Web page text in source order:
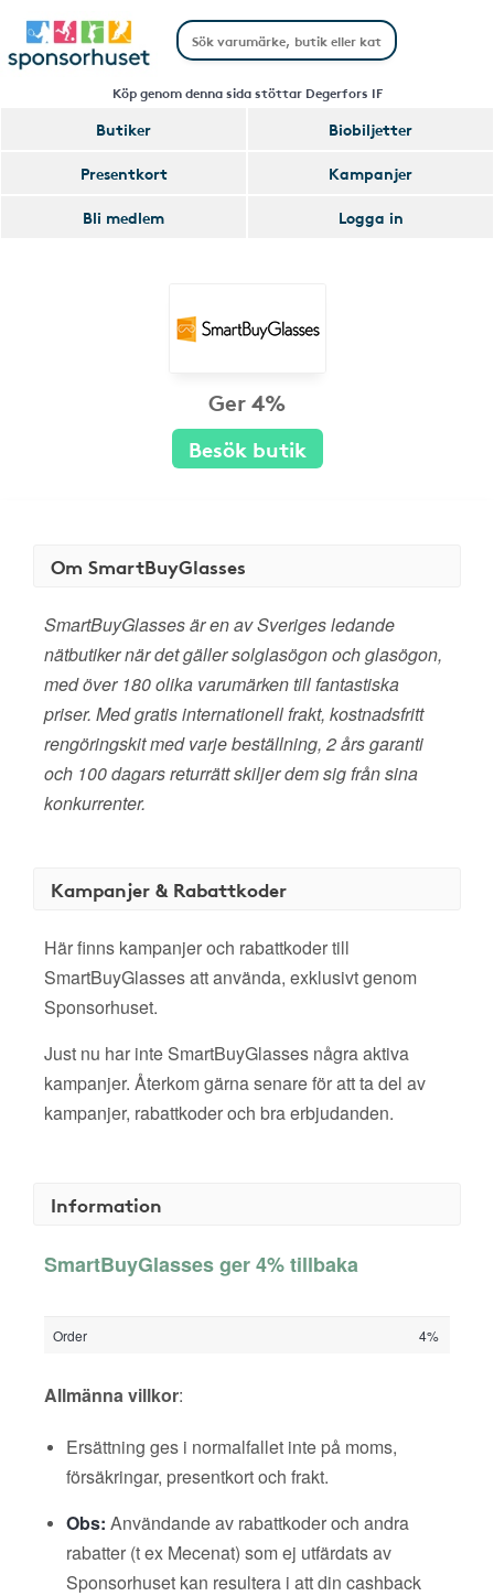
Köp genom denna sida stöttar Degerfors IF
Butiker
Biobiljetter
Presentkort
Kampanjer
Bli medlem
Logga in
Ger 4%
Besök butik
Om SmartBuyGlasses
SmartBuyGlasses är en av Sveriges ledande
nätbutiker när det gäller solglasögon och glasögon,
med över 180 olika varumärken till fantastiska
priser. Med gratis internationell frakt, kostnadsfritt
rengöringskit med varje beställning, 2 års garanti
och 100 dagars returrätt skiljer dem sig från sina
konkurrenter.
Kampanjer & Rabattkoder
Här finns kampanjer och rabattkoder till
SmartBuyGlasses att använda, exklusivt genom
Sponsorhuset.
Just nu har inte SmartBuyGlasses några aktiva
kampanjer. Återkom gärna senare för att ta del av
kampanjer, rabattkoder och bra erbjudanden.
Information
SmartBuyGlasses ger 4% tillbaka
Order 4%
Allmänna villkor:
Ersättning ges i normalfallet inte på moms,
försäkringar, presentkort och frakt.
Obs: Användande av rabattkoder och andra
rabatter (t ex Mecenat) som ej utfärdats av
Sponsorhuset kan resultera i att din cashback